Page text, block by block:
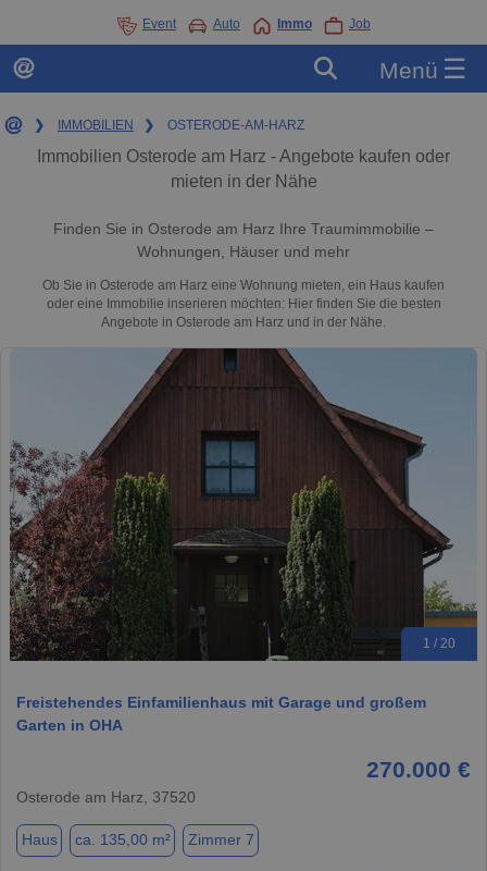
Event Auto Immo Job
Menü ☰
❯ IMMOBILIEN ❯ OSTERODE-AM-HARZ
Immobilien Osterode am Harz - Angebote kaufen oder
mieten in der Nähe
Finden Sie in Osterode am Harz Ihre Traumimmobilie –
Wohnungen, Häuser und mehr
Ob Sie in Osterode am Harz eine Wohnung mieten, ein Haus kaufen
oder eine Immobilie inserieren möchten: Hier finden Sie die besten
Angebote in Osterode am Harz und in der Nähe.
1 / 20
Freistehendes Einfamilienhaus mit Garage und großem
Garten in OHA
270.000 €
Osterode am Harz, 37520
Haus ca. 135,00 m² Zimmer 7